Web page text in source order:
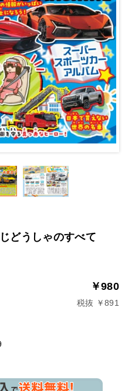
どうしゃのすべて
￥980
税抜 ￥891